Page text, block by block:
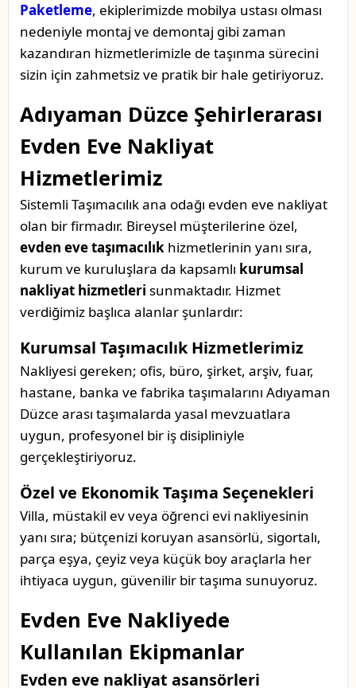
Paketleme, ekiplerimizde mobilya ustası olması
nedeniyle montaj ve demontaj gibi zaman
kazandıran hizmetlerimizle de taşınma sürecini
sizin için zahmetsiz ve pratik bir hale getiriyoruz.
Adıyaman Düzce Şehirlerarası
Evden Eve Nakliyat
Hizmetlerimiz
Sistemli Taşımacılık ana odağı evden eve nakliyat
olan bir firmadır. Bireysel müşterilerine özel,
evden eve taşımacılık hizmetlerinin yanı sıra,
kurum ve kuruluşlara da kapsamlı kurumsal
nakliyat hizmetleri sunmaktadır. Hizmet
verdiğimiz başlıca alanlar şunlardır:
Kurumsal Taşımacılık Hizmetlerimiz
Nakliyesi gereken; ofis, büro, şirket, arşiv, fuar,
hastane, banka ve fabrika taşımalarını Adıyaman
Düzce arası taşımalarda yasal mevzuatlara
uygun, profesyonel bir iş disipliniyle
gerçekleştiriyoruz.
Özel ve Ekonomik Taşıma Seçenekleri
Villa, müstakil ev veya öğrenci evi nakliyesinin
yanı sıra; bütçenizi koruyan asansörlü, sigortalı,
parça eşya, çeyiz veya küçük boy araçlarla her
ihtiyaca uygun, güvenilir bir taşıma sunuyoruz.
Evden Eve Nakliyede
Kullanılan Ekipmanlar
Evden eve nakliyat asansörleri